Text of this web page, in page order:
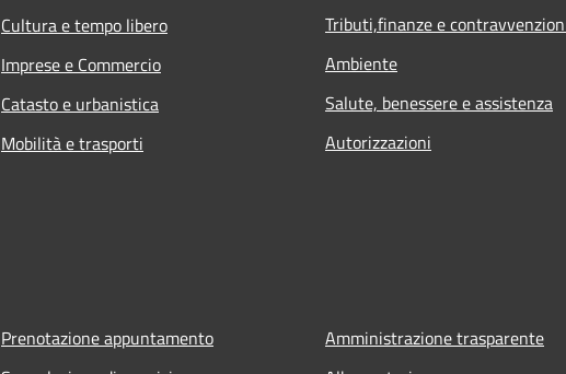
Cultura e tempo libero
Imprese e Commercio
Catasto e urbanistica
Mobilità e trasporti
Tributi,finanze e
Ambiente
Salute, benessere e assistenza
Autorizzazioni
Prenotazione appuntamento
Amministrazione trasparente